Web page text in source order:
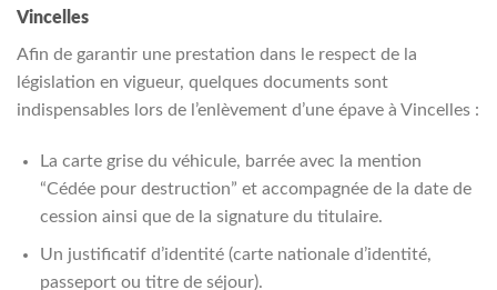
Vincelles
Afin de garantir une prestation dans le respect de la
législation en vigueur, quelques documents sont
indispensables lors de l’enlèvement d’une épave à Vincelles :
La carte grise du véhicule, barrée avec la mention
“Cédée pour destruction” et accompagnée de la date de
cession ainsi que de la signature du titulaire.
Un justificatif d’identité (carte nationale d’identité,
passeport ou titre de séjour).